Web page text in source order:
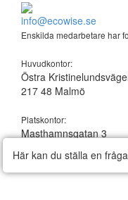
info@ecowise.se
Enskilda medarbetare har
Huvudkontor:
Östra
217 48 Malmö
Platskontor:
Masthamnsgatan 3
Här kan du ställa en